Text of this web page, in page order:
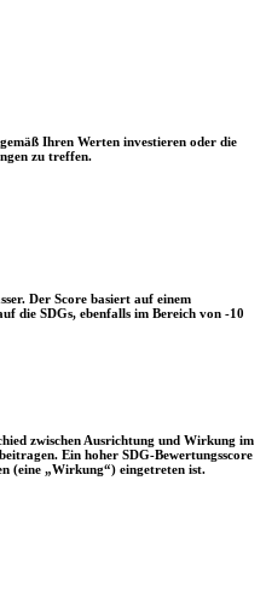
Ihren Werten investieren oder die
zu treffen.
Der Score basiert auf einem
die SDGs, ebenfalls im Bereich von -10
zwischen Ausrichtung und Wirkung im
Ein hoher SDG-Bewertungsscore
(eine „Wirkung“) eingetreten ist.